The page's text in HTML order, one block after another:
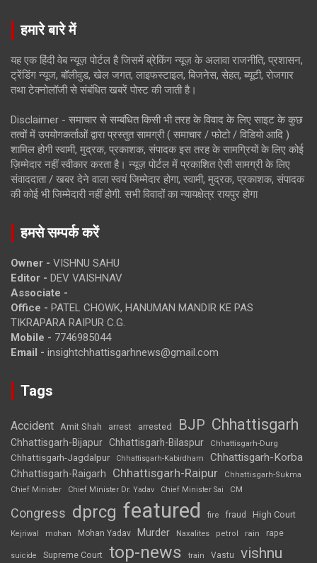
हमारे बारे में
यह एक हिंदी वेब न्यूज़ पोर्टल है जिसमें ब्रेकिंग न्यूज़ के अलावा राजनीति, प्रशासन,
ट्रेंडिंग न्यूज, बॉलीवुड, खेल जगत, लाइफस्टाइल, बिजनेस, सेहत, ब्यूटी, रोजगार
तथा टेक्नोलॉजी से संबंधित खबरें पोस्ट की जाती है।
Disclaimer - समाचार से सम्बंधित किसी भी तरह के विवाद के लिए साइट के कुछ
तत्वों में उपयोगकर्ताओं द्वारा प्रस्तुत सामग्री ( समाचार / फोटो / विडियो आदि )
शामिल होगी स्वामी, मुद्रक, प्रकाशक, संपादक इस तरह के सामग्रियों के लिए कोई
ज़िम्मेदार नहीं स्वीकार करता है। न्यूज़ पोर्टल में प्रकाशित ऐसी सामग्री के लिए
संवाददाता / खबर देने वाला स्वयं जिम्मेदार होगा, स्वामी, मुद्रक, प्रकाशक, संपादक
की कोई भी जिम्मेदारी नहीं होगी. सभी विवादों का न्यायक्षेत्र रायपुर होगा
हमसे सम्पर्क करें
Owner - VISHNU SAHU
Editor - DEV VAISHNAV
Associate -
Office - PATEL CHOWK, HANUMAN MANDIR KE PAS
TIKRAPARA RAIPUR C.G.
Mobile - 7746985044
Email - insightchhattisgarhnews@gmail.com
Tags
Accident Amit Shah arrest arrested BJP Chhattisgarh
Chhattisgarh-Bijapur Chhattisgarh-Bilaspur Chhattisgarh-Durg
Chhattisgarh-Jagdalpur Chhattisgarh-Kabirdham Chhattisgarh-Korba
Chhattisgarh-Raigarh Chhattisgarh-Raipur
Chhattisgarh-Sukma
Chief Minister
Chief Minister Dr. Yadav Chief Minister Sai CM
Congress dprcg featured fire fraud High Court
Kejriwal mohan Mohan Yadav Murder Naxalites petrol rain rape
suicide Supreme Court top-news train Vastu vishnu